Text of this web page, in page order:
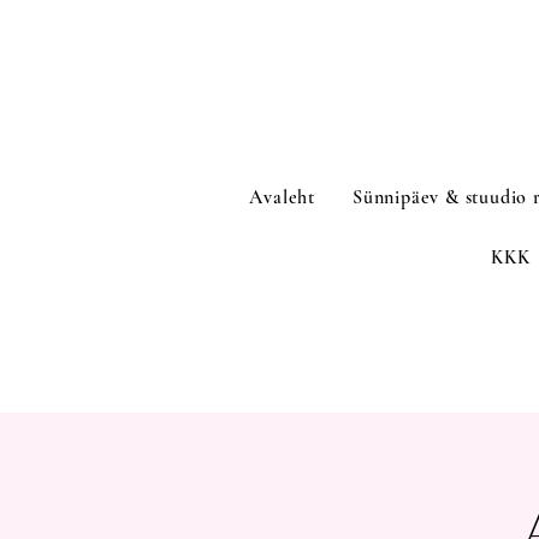
Avaleht Sünnipäev & stuudio
KKK